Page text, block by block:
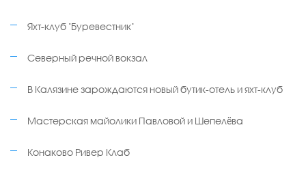
Яхт-клуб "Буревестник"
Северный речной вокзал
В Калязине зарождаются новый бутик-отель и яхт-клуб
Мастерская майолики Павловой и Шепелёва
Конаково Ривер Клаб